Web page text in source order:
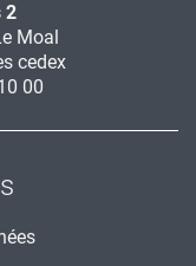
2
Moal
cedex
00